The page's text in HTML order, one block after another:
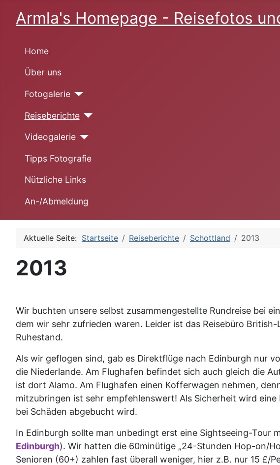
Armla's Homepage - Reisefotos
Home
Über uns
Fotogalerie
Reiseberichte
Videogalerie
Tipps Fotografie
Nützliche Links
An-/Abmeldung
Aktuelle Seite: Startseite Reiseberichte Schottland 2013
2013
Wir buchten unsere selbst zusammengestellte Rundreise bei
dem wir sehr zufrieden waren. Leider ist das Reisebüro
Ruhestand.
Als wir geflogen sind, gab es Direktflüge nach Edinburgh nur
die Niederlande. Am Flughafen befindet sich auch gleich die
ist dort Alamo. Am Flughafen einen Kofferwagen nehmen,
mitzubringen ist sehr empfehlenswert! Als Sicherheit wird
bei Schäden abgebucht wird.
In Edinburgh sollte man unbedingt erst eine Sightseeing-Tour
Edinburgh). Wir hatten die 60minütige „24-Stunden Hop-on/
Senioren (60+) zahlen fast überall weniger, hier z.B. nur 15 £/